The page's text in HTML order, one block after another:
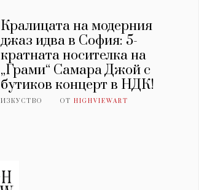
Кралицата на модерния
джаз идва в София: 5-
кратната носителка на
„Грами“ Самара Джой с
бутиков концерт в НДК!
ИЗКУСТВО ОТHIGHVIEWART